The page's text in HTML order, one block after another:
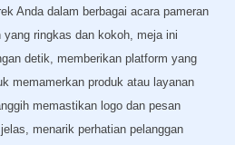
Anda dalam berbagai acara pameran
ringkas dan kokoh, meja ini
detik, memberikan platform yang
memamerkan produk atau layanan
memastikan logo dan pesan
menarik perhatian pelanggan